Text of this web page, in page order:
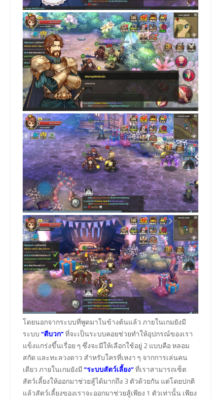
โดยนอกจากระบบที่พูดมาในข้างต้นแล้ว ภายในเกมยังมี
ระบบ“ตีบวก”ที่จะเป็นระบบคอยช่วยทำให้อุปกรณ์ของเรา
แข็งแกร่งขึ้นเรื่อย ๆ ซึ่งจะมีให้เลือกใช้อยู่ 2 แบบคือ หลอม
สกัด และทะลวงดาว สำหรับใครที่เหงา ๆ จากการเล่นคน
เดียว ภายในเกมยังมี”ระบบสัตว์เลี้ยง”ที่เราสามารถเซ็ต
สัตว์เลี้ยงให้ออกมาช่วยสู้ได้มากถึง 3 ตัวด้วยกัน แต่โดยปกติ
แล้วสัตว์เลี้ยงของเราจะออกมาช่วยสู้เพียง 1 ตัวเท่านั้น เพียง